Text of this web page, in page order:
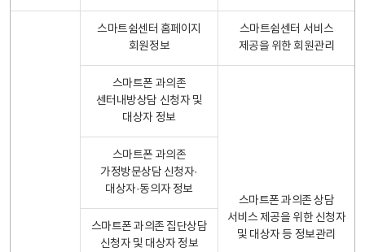
스마트쉼센터 홈페이지
회원정보
스마트쉼센터 서비스
제공을 위한 회원관리
스마트폰 과의존
센터내방상담 신청자 및
대상자 정보
스마트폰 과의존 상담
서비스 제공을 위한 신청자
및 대상자 등 정보관리
스마트폰 과의존
가정방문상담 신청자·
대상자·동의자 정보
스마트폰 과의존 집단상담
신청자 및 대상자 정보